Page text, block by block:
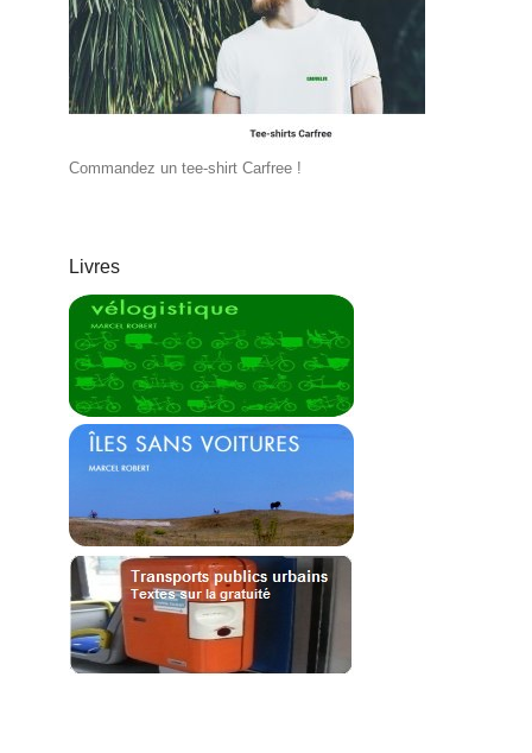
Commandez un tee-shirt Carfree !
Livres